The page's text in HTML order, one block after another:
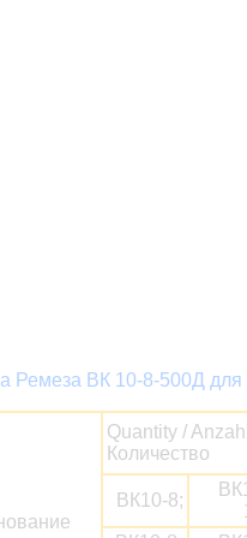
Ремеза ВК 10-8-500Д для
Quantity /
Количество
ВК10-8;